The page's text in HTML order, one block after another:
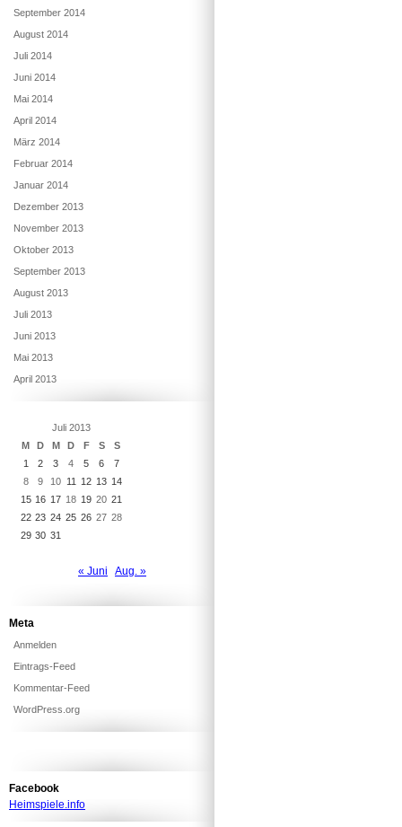
September 2014
August 2014
Juli 2014
Juni 2014
Mai 2014
April 2014
März 2014
Februar 2014
Januar 2014
Dezember 2013
November 2013
Oktober 2013
September 2013
August 2013
Juli 2013
Juni 2013
Mai 2013
April 2013
Juli 2013
M
D M D F S
S
1
2 3 4 5 6
7
8
9 10 11 12 13 14
15 16 17 18 19 20 21
22 23 24 25 26 27 28
29 30 31
« Juni Aug. »
Meta
Anmelden
Eintrags-Feed
Kommentar-Feed
WordPress.org
Facebook
Heimspiele.info